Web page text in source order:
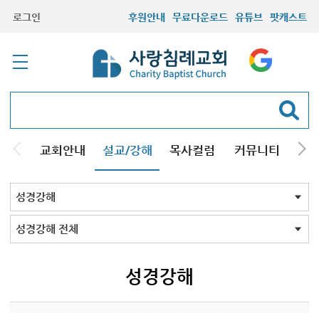
로그인 후원안내 무료다운로드 유튜브 팟캐스트
교회안내 설교/강해 목사컬럼 커뮤니티 기
주일설교
성경강해
시리즈설교
기타방송
성경강해 전체
성경강해